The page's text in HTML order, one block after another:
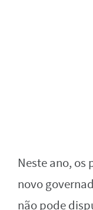
Neste ano, os
novo
não pode